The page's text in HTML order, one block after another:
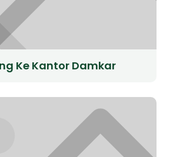
Ke Kantor Damkar